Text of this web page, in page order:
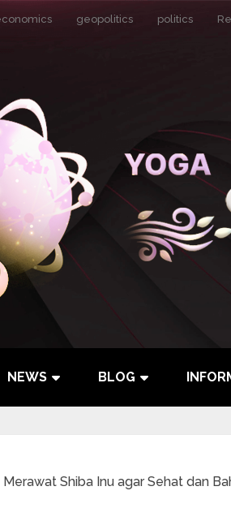
geopolitics politics
NEWS BLOG
Shiba Inu agar Sehat dan